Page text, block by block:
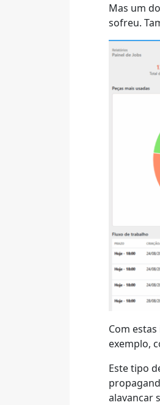
Mas um
sofreu.
Com
exemplo,
Este tipo
alavancar